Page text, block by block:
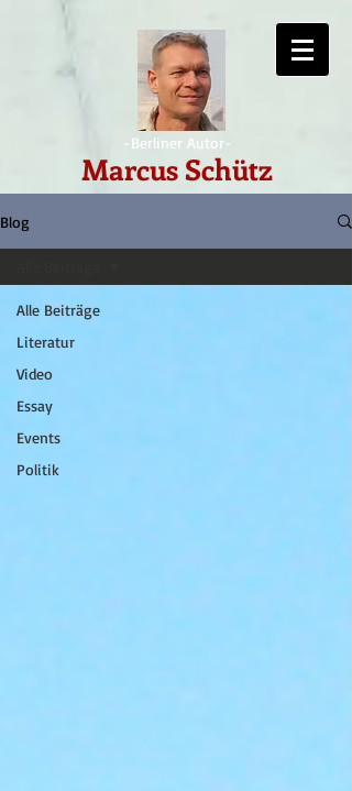
-Berliner Autor-
Marcus Schütz
Blog
Alle Beiträge
Literatur
Video
Essay
Events
Politik